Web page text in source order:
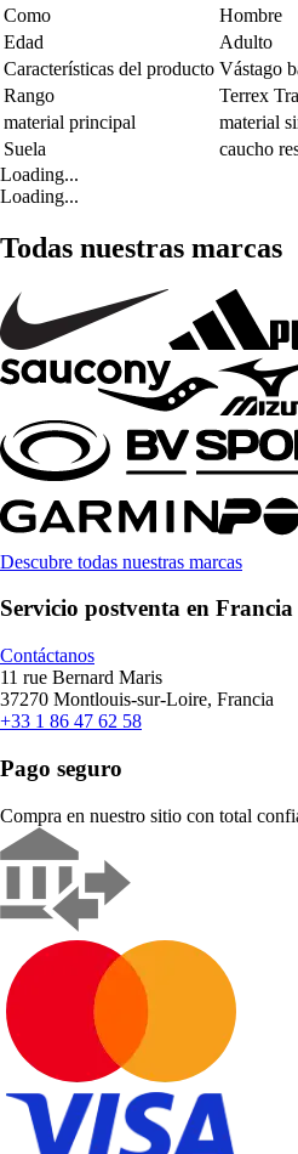
Como
Hombre
Edad
Adulto
Características del producto Vástago
Rango
Terrex
material principal
material
Suela
caucho
Loading...
Loading...
Todas nuestras marcas
Descubre todas nuestras marcas
Servicio postventa en Francia
Contáctanos
11 rue Bernard Maris
37270 Montlouis-sur-Loire, Francia
+33 1 86 47 62 58
Pago seguro
Compra en nuestro sitio con total